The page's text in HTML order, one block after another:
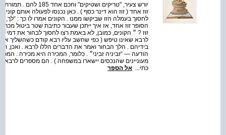
יורש צעיר, "טריקים
זוז אחד ( זוז הוא דינר כסף ) . כאן נכנסו לפעולה אותם
לחסוך בעמלה הזו שביקשו ממנו . הקונים אמרו לו כך :
הסופר זוז אחד, אז איך ייתכן שעבור כתיבת שטר ביטול
זוז ? ״ הקונים, כמובן, לא באמת רצו לחסוך לבחור את
לרבא שאינו טיפש ( כפי שחשב עליו רבא קודם כשהשליך
בידיהם . הלך הבחור ואמר את הדברים הללו לרבא . ואכן,
הודעה — “זביניה זביני״ . כלומר, המכירה היא מכירה .
מעוניינים שהנכסים יישארו במשפחה ) . הם מספרים
כתי... אל הספר